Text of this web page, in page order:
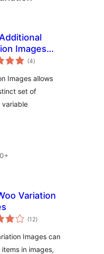
Images
(4total
aprecieri
)
Images allows
set of
variable
Variation
(12total
aprecieri
)
Images can
in images,